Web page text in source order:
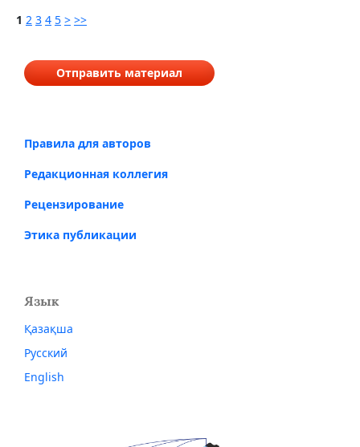
1 2 3 4 5 > >>
Отправить материал
Правила для авторов
Редакционная коллегия
Рецензирование
Этика публикации
Язык
Қазақша
Русский
English